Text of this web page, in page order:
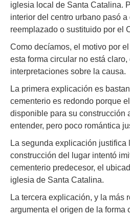
iglesia local de Santa Catalina.
interior del centro urbano pasó
reemplazado o sustituido por el
Como decíamos, el motivo por
esta forma circular no está
interpretaciones sobre la causa.
La primera explicación es
cementerio es redondo porque
disponible para su construcción
entender, pero poco romántica
La segunda explicación justifica
construcción del lugar intentó
cementerio predecesor, el
iglesia de Santa Catalina.
La tercera explicación, y la más
argumenta el origen de la forma